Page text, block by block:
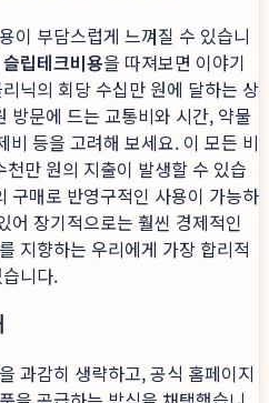
이 부담스럽게 느껴질 수 있습니
슬립테크비용을 따져보면 이야기
닉의 회당 수십만 원에 달하는 상
방문에 드는 교통비와 시간, 약물
비 등을 고려해 보세요. 이 모든 비
만 원의 지출이 발생할 수 있습
구매로 반영구적인 사용이 가능하
어 장기적으로는 훨씬 경제적인
지향하는 우리에게 가장 합리적
니다.
과감히 생략하고, 공식 홈페이지